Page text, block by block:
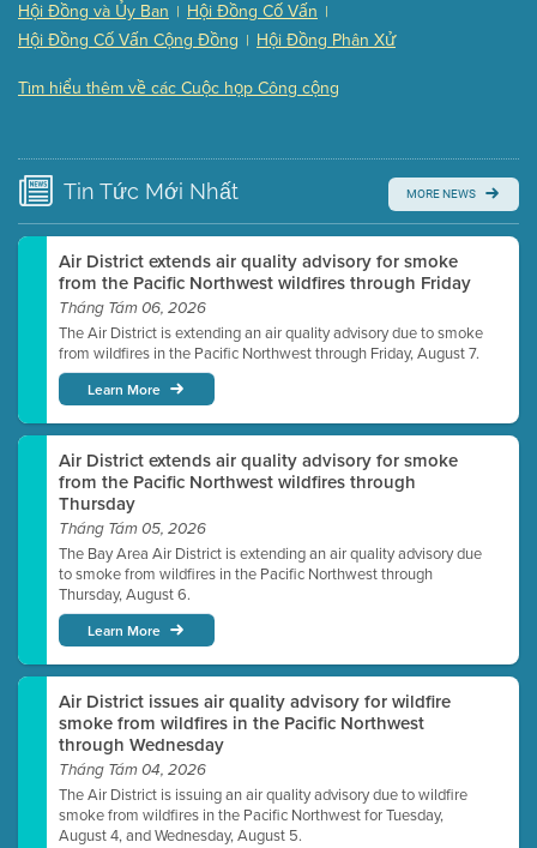
Presentation (Part 3 of 3) (168 Kb PDF , 3 pgs )
Meeting Details
Submit a comment
time.
Watch for real-time closed captioning with agenda
Learn more
Hội Đồng và Ủy Ban | Hội Đồng Cố Vấn |
Hội Đồng Cố Vấn Cộng Đồng | Hội Đồng Phân Xử
Tìm hiểu thêm về các Cuộc họp Công cộng
Tin Tức Mới Nhất MORE NEWS
Air District extends air quality advisory for smoke
from the Pacific Northwest wildfires through Friday
Tháng Tám 06, 2026
The Air District is extending an air quality advisory due to smoke
from wildfires in the Pacific Northwest through Friday, August 7.
Learn More
Air District extends air quality advisory for smoke
from the Pacific Northwest wildfires through
Thursday
Tháng Tám 05, 2026
The Bay Area Air District is extending an air quality advisory due
to smoke from wildfires in the Pacific Northwest through
Thursday, August 6.
Learn More
Air District issues air quality advisory for wildfire
smoke from wildfires in the Pacific Northwest
through Wednesday
Tháng Tám 04, 2026
The Air District is issuing an air quality advisory due to wildfire
smoke from wildfires in the Pacific Northwest for Tuesday,
August 4, and Wednesday, August 5.